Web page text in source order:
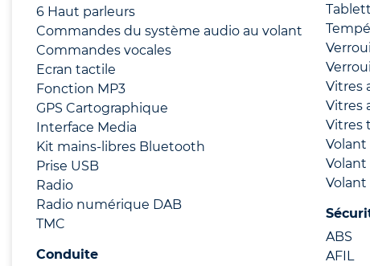
6 Haut parleurs
Commandes du système audio au volant
Commandes vocales
Ecran tactile
Fonction MP3
GPS Cartographique
Interface Media
Kit mains-libres Bluetooth
Prise USB
Radio
Radio numérique DAB
TMC
Conduite
Vitres
Vitres
Vitres
Volant
ABS
AFIL